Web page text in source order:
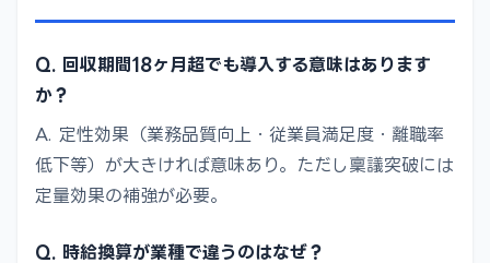
Q. 回収期間18ヶ月超でも導入する意味はあります
か？
A. 定性効果（業務品質向上・従業員満足度・離職率
低下等）が大きければ意味あり。ただし稟議突破には
定量効果の補強が必要。
Q. 時給換算が業種で違うのはなぜ？